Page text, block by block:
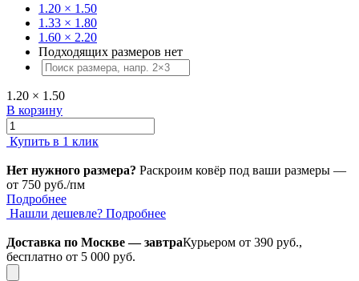
1.20 × 1.50
1.33 × 1.80
1.60 × 2.20
Подходящих размеров нет
1.20 × 1.50
В корзину
Купить в 1 клик
Нет нужного размера? Раскроим ковёр под ваши размеры —
от 750 руб./пм
Подробнее
Нашли дешевле? Подробнее
Доставка по Москве — завтраКурьером от 390 руб.,
бесплатно от 5 000 руб.